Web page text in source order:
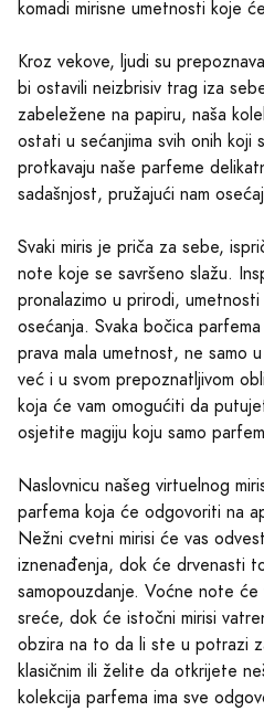
komadi mirisne umetnosti koje
Kroz vekove, ljudi su
bi ostavili neizbrisiv trag iza
zabeležene na papiru, naša
ostati u sećanjima svih onih koji
protkavaju naše parfeme
sadašnjost, pružajući nam
Svaki miris je priča za sebe,
note koje se savršeno slažu.
pronalazimo u prirodi, umetnosti
osećanja. Svaka bočica
prava mala umetnost, ne samo
već i u svom prepoznatljivom
koja će vam omogućiti da
osjetite magiju koju samo
Naslovnicu našeg virtuelnog
parfema koja će odgovoriti na
Nežni cvetni mirisi će vas
iznenađenja, dok će drvenasti
samopouzdanje. Voćne note
sreće, dok će istočni mirisi
obzira na to da li ste u potrazi
klasičnim ili želite da otkrijete
kolekcija parfema ima sve